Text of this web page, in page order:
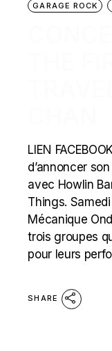
GARAGE ROCK
LIEN
d’annoncer
avec Howlin
Things.
Mécanique
trois groupes
pour leurs
SHARE